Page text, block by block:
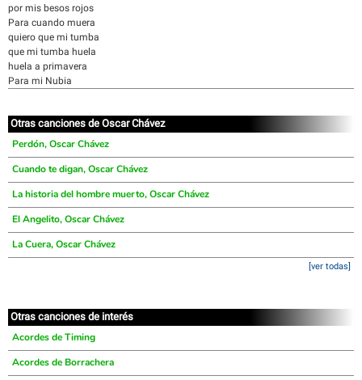
por mis besos rojos
Para cuando muera
quiero que mi tumba
que mi tumba huela
huela a primavera
Para mi Nubia
Otras canciones de Oscar Chávez
Perdón, Oscar Chávez
Cuando te digan, Oscar Chávez
La historia del hombre muerto, Oscar Chávez
El Angelito, Oscar Chávez
La Cuera, Oscar Chávez
[ver todas]
Otras canciones de interés
Acordes de Timing
Acordes de Borrachera